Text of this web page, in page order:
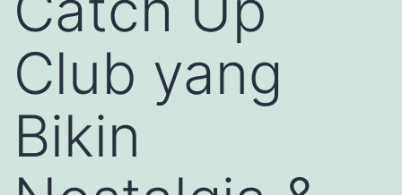
Club yang
Bikin